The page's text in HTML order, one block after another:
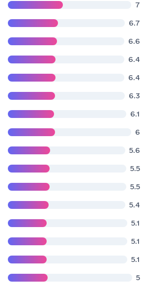
7
6.7
6.6
6.4
6.4
6.3
6.1
6
5.6
5.5
5.5
5.4
5.1
5.1
5.1
5